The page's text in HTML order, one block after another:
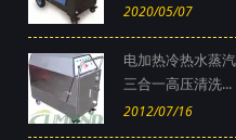
2020/05/07
电加热冷热水蒸
三合一高压清洗...
2012/07/16